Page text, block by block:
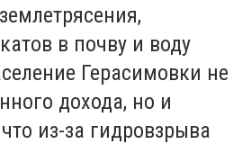
в почву и воду
Герасимовки не
дохода, но и
из-за гидровзрыва